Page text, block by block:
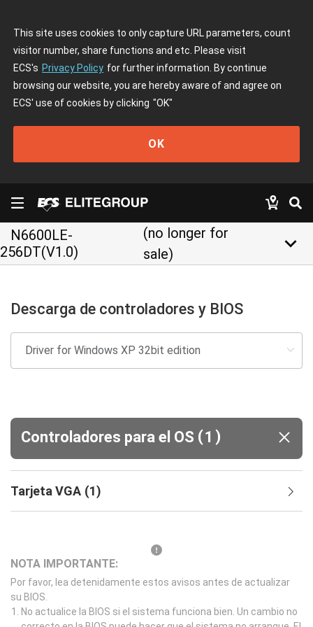
This site uses cookies to only capture URL parameters, count
visitor number, share functions and etc. Please visit
ECS's Privacy Policy for further information. By continue
browsing our website, you are hereby aware of and agree on
ECS' use of cookies by clicking "OK"
OK
N6600LE-
256DT(V1.0)
(no longer for
sale)
keyboard_arrow_down
Descarga de controladores y BIOS
Controladores para el OS (1 )
Tarjeta VGA (1)
NOTA IMPORTANTE:
Por favor, lea detenidamente estos avisos antes de actualizar
su BIOS.
No actualice la BIOS si el sistema funciona bien. Un cambio no